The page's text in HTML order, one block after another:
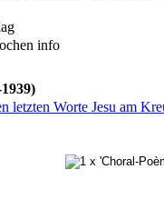
info
letzten Worte Jesu am